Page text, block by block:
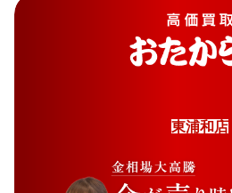
東浦和店